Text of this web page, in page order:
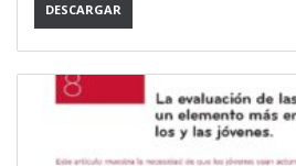
DESCARGAR